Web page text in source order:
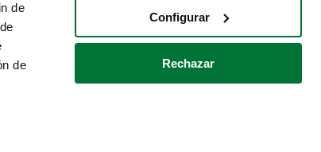
de
de
Configurar
Rechazar